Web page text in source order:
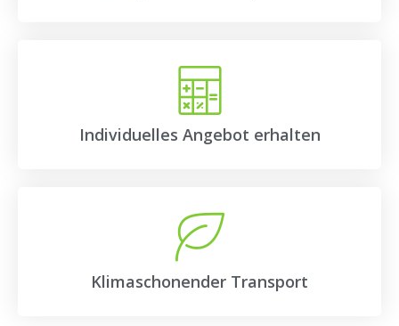
Individuelles Angebot erhalten
Klimaschonender Transport